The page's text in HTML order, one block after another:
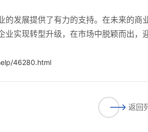
的发展提供了有力的支持。在未来的商
业实现转型升级，在市场中脱颖而出，
46280.html
返回